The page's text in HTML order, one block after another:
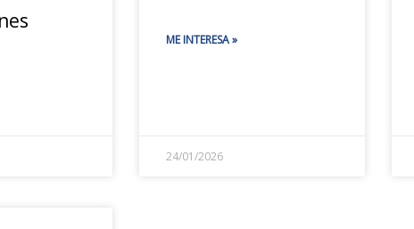
ME INTERESA »
24/01/2026